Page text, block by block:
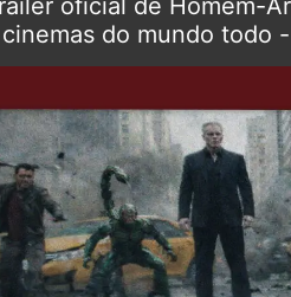
oficial de Homem-
do mundo todo